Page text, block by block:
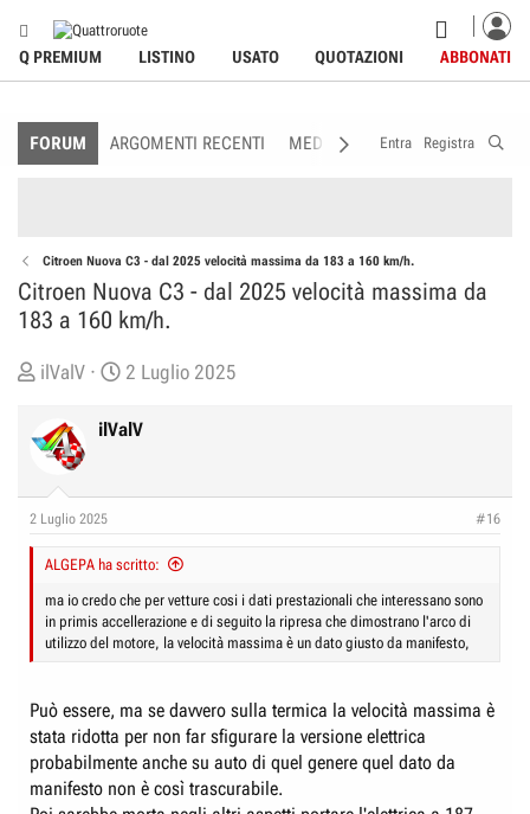
Q PREMIUM LISTINO USATO QUOTAZIONI ABBONATI
FORUM ARGOMENTI RECENTI MEDIA MEMBRI
Entra Registra
Citroen Nuova C3 - dal 2025 velocità massima da 183 a 160 km/h.
Citroen Nuova C3 - dal 2025 velocità massima da
183 a 160 km/h.
C
e
a
o
e
D
s
u
s
s
i
ilValV
D
t
n
i
z
i
2 Luglio 2025
ilValV
2 Luglio 2025 #16
ALGEPA ha scritto:
ma io credo che per vetture cosi i dati prestazionali che interessano sono
in primis accellerazione e di seguito la ripresa che dimostrano l'arco di
utilizzo del motore, la velocità massima è un dato giusto da manifesto,
Può essere, ma se davvero sulla termica la velocità massima è
stata ridotta per non far sfigurare la versione elettrica
probabilmente anche su auto di quel genere quel dato da
manifesto non è così trascurabile.